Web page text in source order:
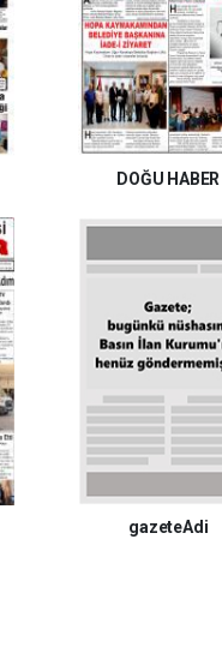
DOĞU HABER
gazeteAdi